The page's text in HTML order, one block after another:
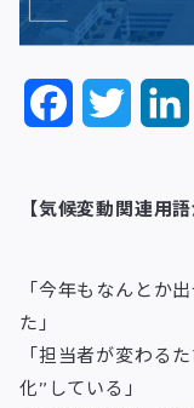
c
b
o
o
i
t
e
【気候変動関連用
「今年もなんとか
た」
「担当者が変わる
化”している」